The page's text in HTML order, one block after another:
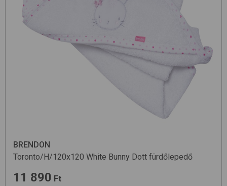
BRENDON
Toronto/H/120x120 White Bunny Dott fürdőlepedő
11 890 Ft